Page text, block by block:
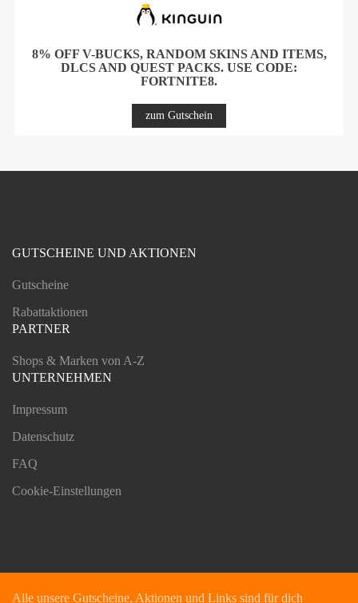
8% OFF V-BUCKS, RANDOM SKINS AND ITEMS,
DLCS AND QUEST PACKS. USE CODE:
FORTNITE8.
zum Gutschein
GUTSCHEINE UND AKTIONEN
Gutscheine
Rabattaktionen
PARTNER
Shops & Marken von A-Z
UNTERNEHMEN
Impressum
Datenschutz
FAQ
Cookie-Einstellungen
Alle unsere Gutscheine, Aktionen und Links sind für dich